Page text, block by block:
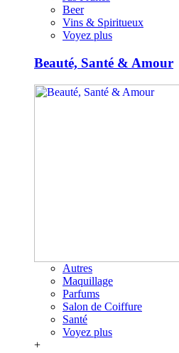
Beer
Vins & Spiritueux
Voyez plus
Beauté, Santé & Amour
Autres
Maquillage
Parfums
Salon de Coiffure
Santé
Voyez plus
+